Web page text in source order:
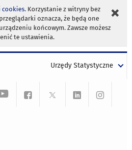
. Korzystanie z witryny bez
oznacza, że będą one
końcowym. Zawsze możesz
te ustawienia.
Urzędy Statystyczne